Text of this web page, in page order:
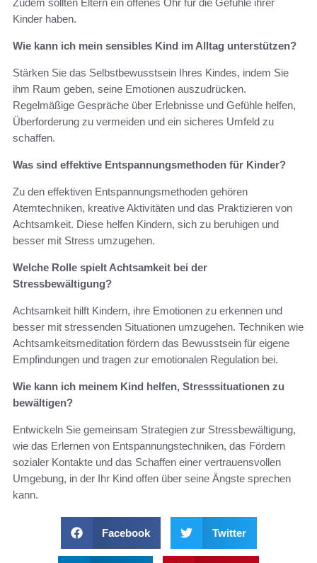
Zudem sollten Eltern ein offenes Ohr für die Gefühle ihrer
Kinder haben.
Wie kann ich mein sensibles Kind im Alltag unterstützen?
Stärken Sie das Selbstbewusstsein Ihres Kindes, indem Sie
ihm Raum geben, seine Emotionen auszudrücken.
Regelmäßige Gespräche über Erlebnisse und Gefühle helfen,
Überforderung zu vermeiden und ein sicheres Umfeld zu
schaffen.
Was sind effektive Entspannungsmethoden für Kinder?
Zu den effektiven Entspannungsmethoden gehören
Atemtechniken, kreative Aktivitäten und das Praktizieren von
Achtsamkeit. Diese helfen Kindern, sich zu beruhigen und
besser mit Stress umzugehen.
Welche Rolle spielt Achtsamkeit bei der
Stressbewältigung?
Achtsamkeit hilft Kindern, ihre Emotionen zu erkennen und
besser mit stressenden Situationen umzugehen. Techniken wie
Achtsamkeitsmeditation fördern das Bewusstsein für eigene
Empfindungen und tragen zur emotionalen Regulation bei.
Wie kann ich meinem Kind helfen, Stresssituationen zu
bewältigen?
Entwickeln Sie gemeinsam Strategien zur Stressbewältigung,
wie das Erlernen von Entspannungstechniken, das Fördern
sozialer Kontakte und das Schaffen einer vertrauensvollen
Umgebung, in der Ihr Kind offen über seine Ängste sprechen
kann.
Facebook Twitter